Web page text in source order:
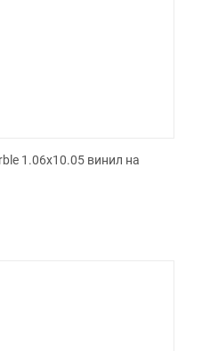
1.06x10.05 винил на